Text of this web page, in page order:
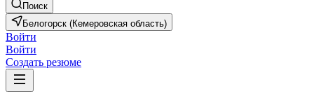
Поиск
Белогорск (Кемеровская область)
Войти
Войти
Создать резюме